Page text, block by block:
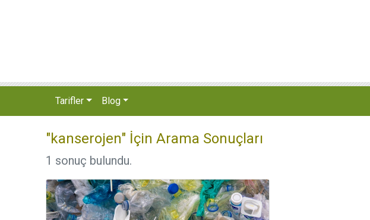
Tarifler Blog
"kanserojen" İçin Arama Sonuçları
1 sonuç bulundu.